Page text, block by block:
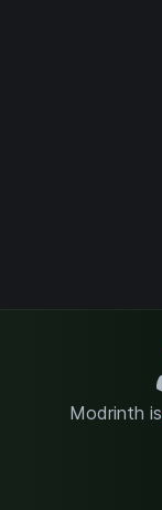
Modrinth is